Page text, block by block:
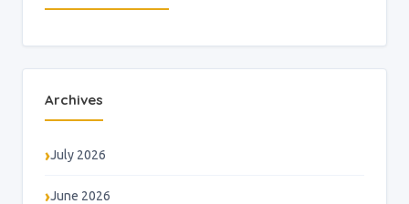
Archives
July 2026
June 2026